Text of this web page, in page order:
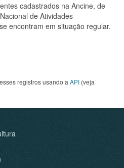
cadastrados na Ancine, de
de Atividades
encontram em situação regular.
registros usando a API (veja